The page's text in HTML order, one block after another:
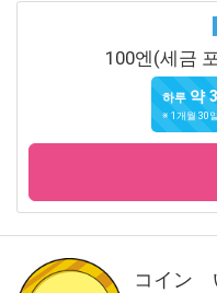
100엔(세금
하루약
※ 1개월 30
コイン